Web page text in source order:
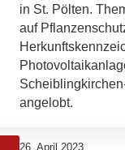
in St. Pölten.
auf
angelobt.
26. April 2023